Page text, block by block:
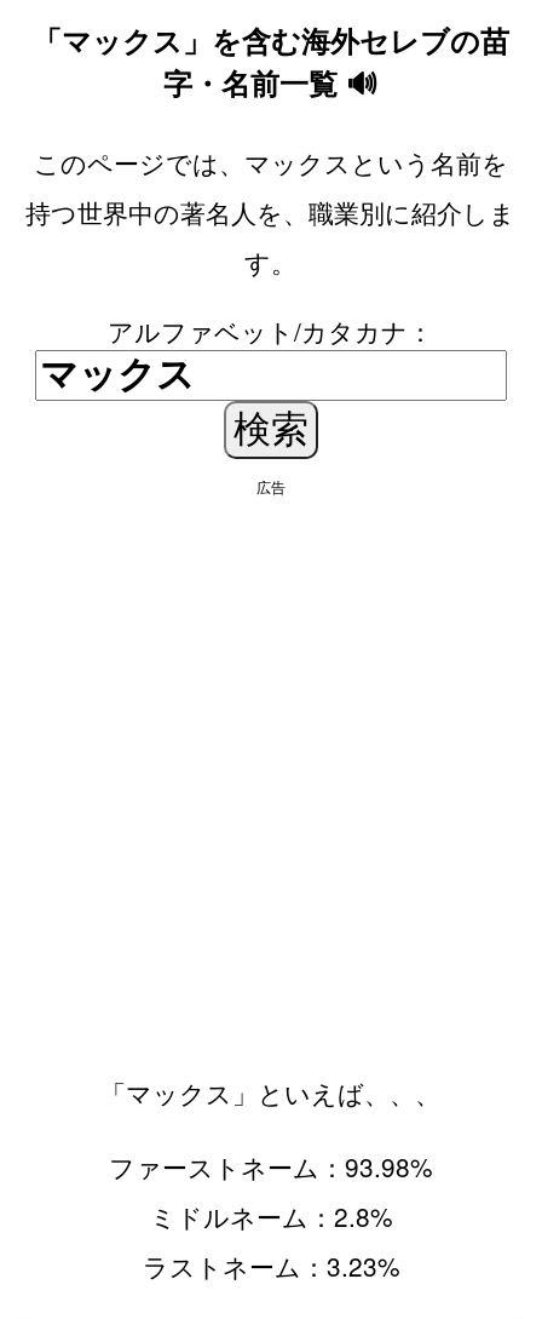
「マックス」を含む海外セレブの苗
字・名前一覧 🔊
このページでは、マックスという名前を
持つ世界中の著名人を、職業別に紹介しま
す。
アルファベット/カタカナ：
広告
「マックス」といえば、、、
ファーストネーム：93.98%
ミドルネーム：2.8%
ラストネーム：3.23%